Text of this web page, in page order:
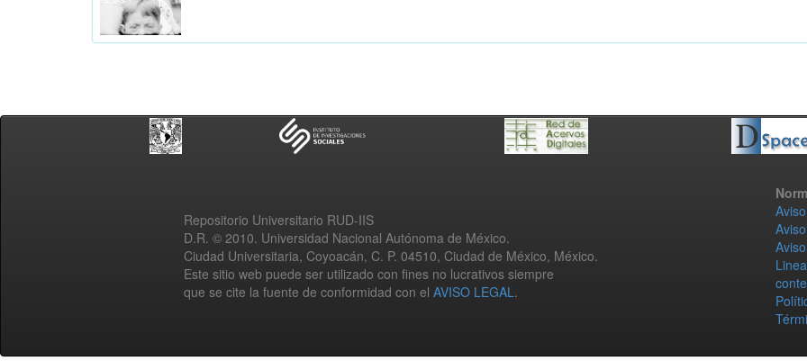
Repositorio Universitario RUD-IIS
D.R. © 2010. Universidad Nacional Autónoma de México.
Ciudad Universitaria, Coyoacán, C. P. 04510, Ciudad de México, México.
Este sitio web puede ser utilizado con fines no lucrativos siempre
que se cite la fuente de conformidad con el AVISO LEGAL.